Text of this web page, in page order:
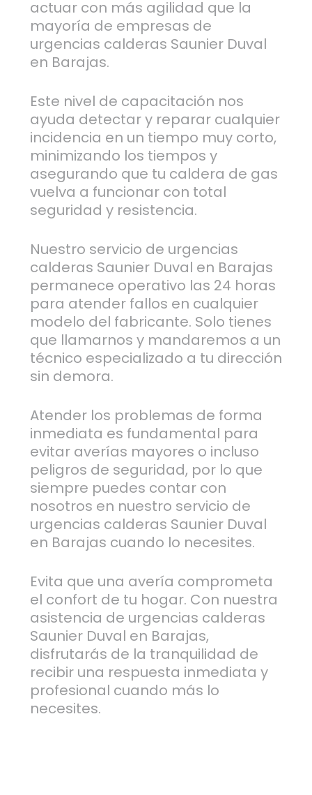
actuar con más agilidad que la
mayoría de empresas de
urgencias calderas Saunier Duval
en Barajas.
Este nivel de capacitación nos
ayuda detectar y reparar cualquier
incidencia en un tiempo muy corto,
minimizando los tiempos y
asegurando que tu caldera de gas
vuelva a funcionar con total
seguridad y resistencia.
Nuestro servicio de urgencias
calderas Saunier Duval en Barajas
permanece operativo las 24 horas
para atender fallos en cualquier
modelo del fabricante. Solo tienes
que llamarnos y mandaremos a un
técnico especializado a tu dirección
sin demora.
Atender los problemas de forma
inmediata es fundamental para
evitar averías mayores o incluso
peligros de seguridad, por lo que
siempre puedes contar con
nosotros en nuestro servicio de
urgencias calderas Saunier Duval
en Barajas cuando lo necesites.
Evita que una avería comprometa
el confort de tu hogar. Con nuestra
asistencia de urgencias calderas
Saunier Duval en Barajas,
disfrutarás de la tranquilidad de
recibir una respuesta inmediata y
profesional cuando más lo
necesites.